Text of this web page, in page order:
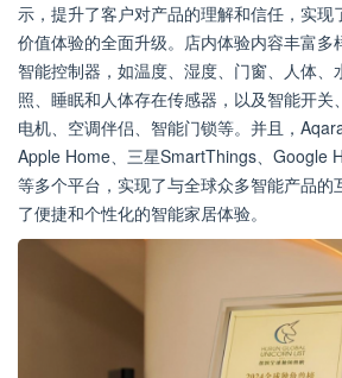
示，提升了客户对产品的理解和信任，实现
价值体验的全面升级。店内体验内容丰富多
智能控制器，如温度、湿度、门窗、人体、
照、睡眠和人体存在传感器，以及智能开关
电机、空调伴侣、智能门锁等。并且，
Apple Home、三星SmartThings、Google
等多个平台，实现了与全球众多智能产品的
了便捷和个性化的智能家居体验。